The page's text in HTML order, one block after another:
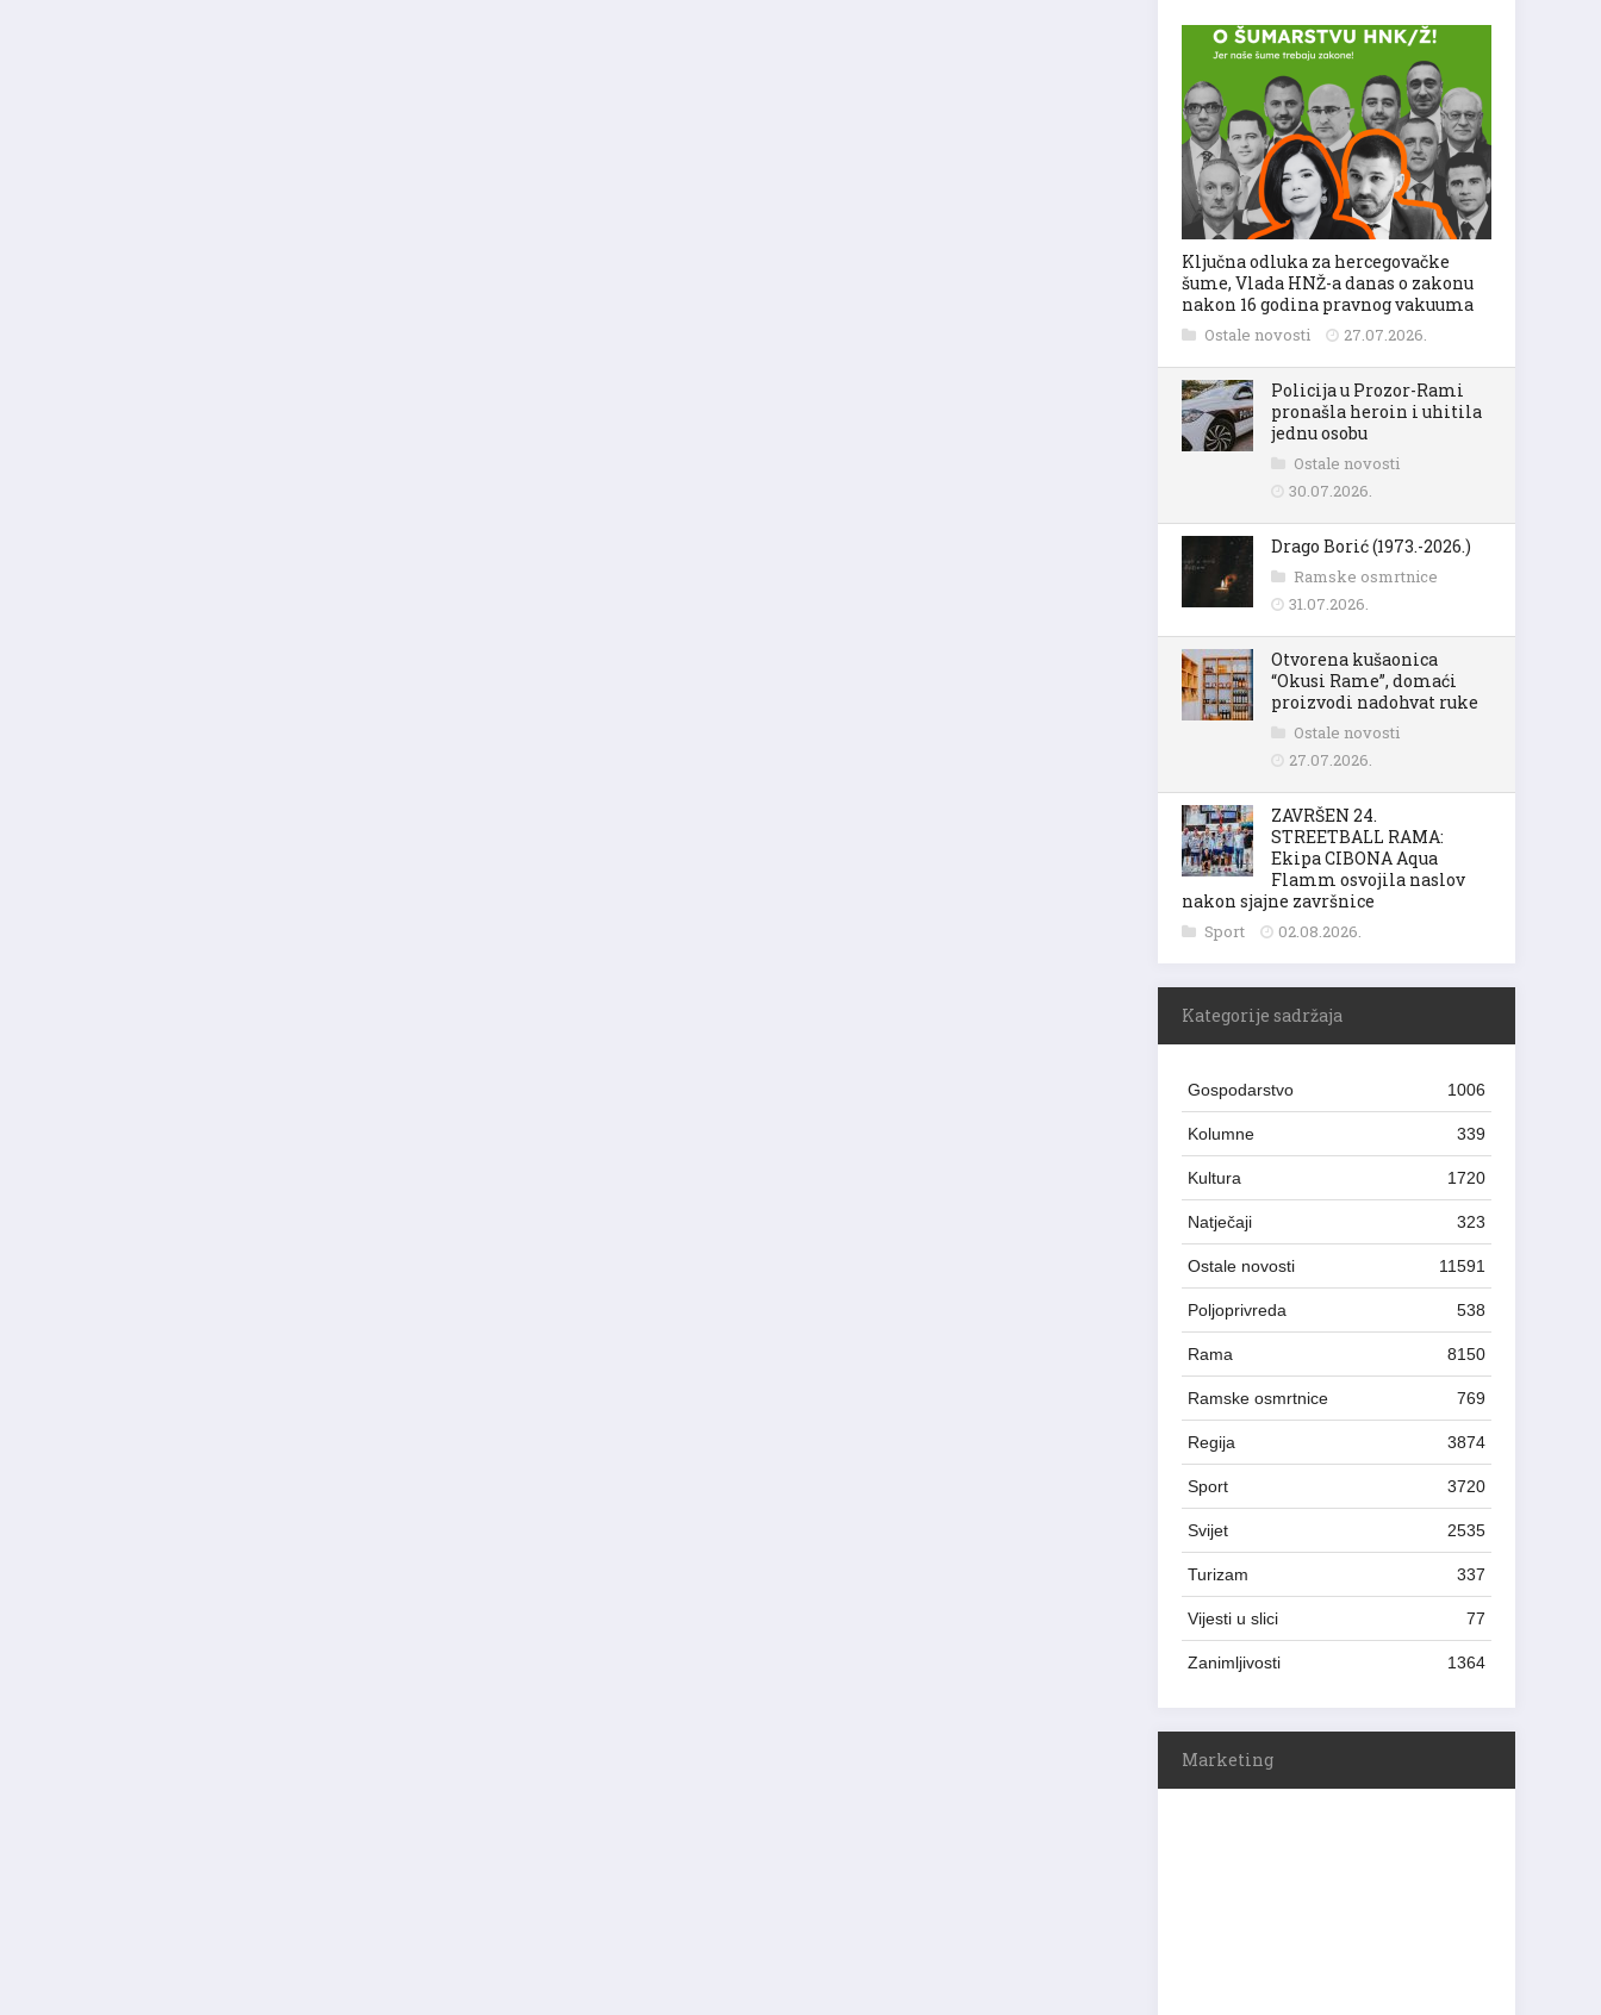
Ključna odluka za hercegovačke
šume, Vlada HNŽ-a danas o zakonu
nakon 16 godina pravnog vakuuma
Ostale novosti 27.07.2026.
Policija u Prozor-Rami
pronašla heroin i uhitila
jednu osobu
Ostale novosti
30.07.2026.
Drago Borić (1973.-2026.)
Ramske osmrtnice
31.07.2026.
Otvorena kušaonica
“Okusi Rame”, domaći
proizvodi nadohvat ruke
Ostale novosti
27.07.2026.
ZAVRŠEN 24.
STREETBALL RAMA:
Ekipa CIBONA Aqua
Flamm osvojila naslov
nakon sjajne završnice
Sport 02.08.2026.
Kategorije sadržaja
Gospodarstvo 1006
Kolumne 339
Kultura 1720
Natječaji 323
Ostale novosti 11591
Poljoprivreda 538
Rama 8150
Ramske osmrtnice 769
Regija 3874
Sport 3720
Svijet 2535
Turizam 337
Vijesti u slici 77
Zanimljivosti 1364
Marketing